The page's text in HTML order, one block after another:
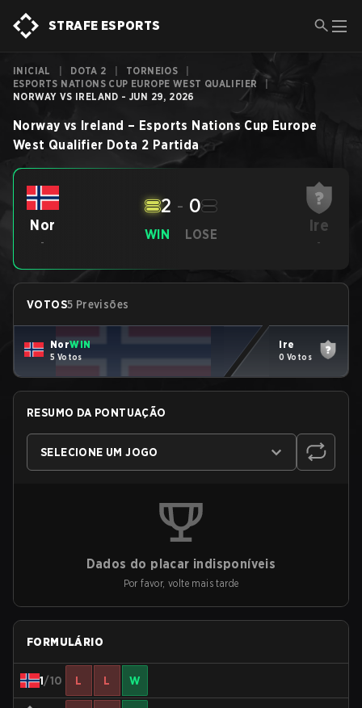
STRAFE ESPORTS
INICIAL DOTA 2 TORNEIOS
ESPORTS NATIONS CUP EUROPE WEST QUALIFIER
NORWAY VS IRELAND - JUN 29, 2026
Norway vs Ireland – Esports Nations Cup Europe
West Qualifier Dota 2 Partida
Nor
-
WIN
2 - 0
LOSE Ire
-
VOTOS5 Previsões
NorWIN
5 Votos
Ire
0 Votos
RESUMO DA PONTUAÇÃO
SELECIONE UM JOGO
Dados do placar indisponíveis
Por favor, volte mais tarde
FORMULÁRIO
1/10 L L W